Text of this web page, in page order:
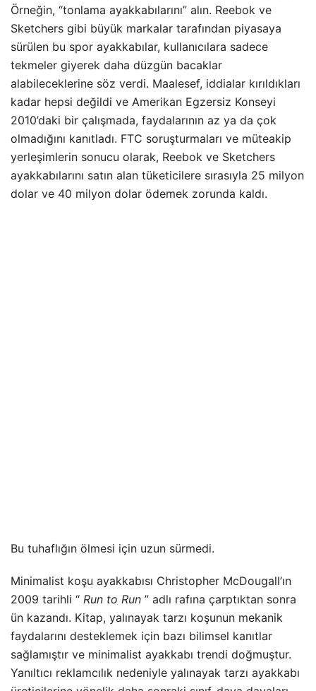
Örneğin, “tonlama ayakkabılarını” alın. Reebok ve
Sketchers gibi büyük markalar tarafından piyasaya
sürülen bu spor ayakkabılar, kullanıcılara sadece
tekmeler giyerek daha düzgün bacaklar
alabileceklerine söz verdi. Maalesef, iddialar kırıldıkları
kadar hepsi değildi ve Amerikan Egzersiz Konseyi
2010’daki bir çalışmada, faydalarının az ya da çok
olmadığını kanıtladı. FTC soruşturmaları ve müteakip
yerleşimlerin sonucu olarak, Reebok ve Sketchers
ayakkabılarını satın alan tüketicilere sırasıyla 25 milyon
dolar ve 40 milyon dolar ödemek zorunda kaldı.
Bu tuhaflığın ölmesi için uzun sürmedi.
Minimalist koşu ayakkabısı Christopher McDougall’ın
2009 tarihli “ Run to Run ” adlı rafına çarptıktan sonra
ün kazandı. Kitap, yalınayak tarzı koşunun mekanik
faydalarını desteklemek için bazı bilimsel kanıtlar
sağlamıştır ve minimalist ayakkabı trendi doğmuştur.
Yanıltıcı reklamcılık nedeniyle yalınayak tarzı ayakkabı